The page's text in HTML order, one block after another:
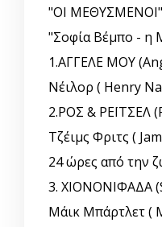
"ΟΙ ΜΕΘΥΣΜΕΝΟΙ"
"Σοφία Βέμπο - η
1.ΑΓΓΕΛΕ ΜΟΥ
Νέιλορ ( Henry
2.ΡΟΣ & ΡΕΪΤΣΕΛ
Τζέιμς Φριτς (
24 ώρες από την
3. ΧΙΟΝΟΝΙΦΑΔΑ
Μάικ Μπάρτλετ (